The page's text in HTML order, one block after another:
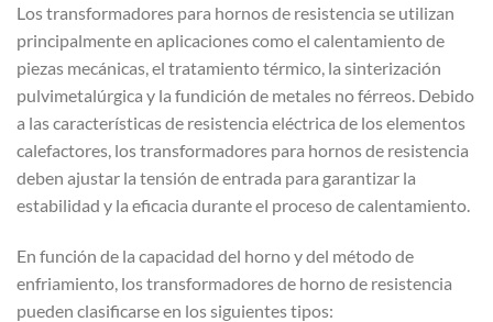
Los transformadores para hornos de resistencia se utilizan
principalmente en aplicaciones como el calentamiento de
piezas mecánicas, el tratamiento térmico, la sinterización
pulvimetalúrgica y la fundición de metales no férreos. Debido
a las características de resistencia eléctrica de los elementos
calefactores, los transformadores para hornos de resistencia
deben ajustar la tensión de entrada para garantizar la
estabilidad y la eficacia durante el proceso de calentamiento.
En función de la capacidad del horno y del método de
enfriamiento, los transformadores de horno de resistencia
pueden clasificarse en los siguientes tipos: